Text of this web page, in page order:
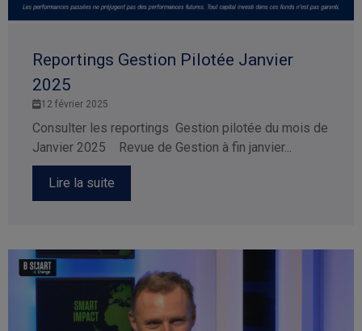
Reportings Gestion Pilotée Janvier
2025
12 février 2025
Consulter les reportings Gestion pilotée du mois de
Janvier 2025 Revue de Gestion à fin janvier...
Lire la suite